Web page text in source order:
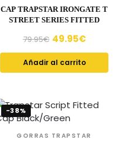
CAP TRAPSTAR IRONGATE T
STREET SERIES FITTED
79.95€ 49.95€
Añadir al carrito
-38%
GORRAS TRAPSTAR